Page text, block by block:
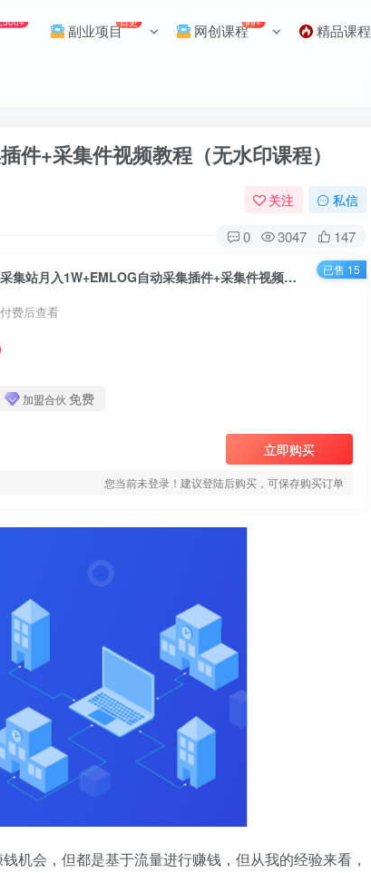
500+ 副业项目日更 网创课程99+ 精品课程
件+采集件视频教程（无水印课程）
关注 私信
0 3047 147
（1333期）个人博客采集站月入1W+EMLOG自动采集插件+采集件视频教程（无水印课程）
费后查看
加盟合伙 免费
立即购买
您当前未登录！建议登陆后购买，可保存购买订单
已售 15
机会，但都是基于流量进行赚钱，但从我的经验来看，